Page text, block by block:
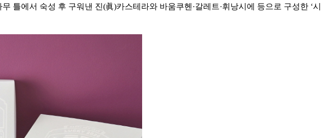
틀에서 숙성 후 구워낸 진(眞)카스테라와 바움쿠헨·갈레트·휘낭시에 등으로 구성한 ‘시